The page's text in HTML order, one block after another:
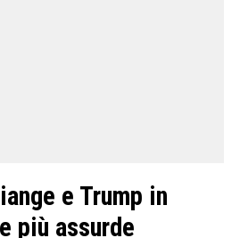
e Trump in
più assurde